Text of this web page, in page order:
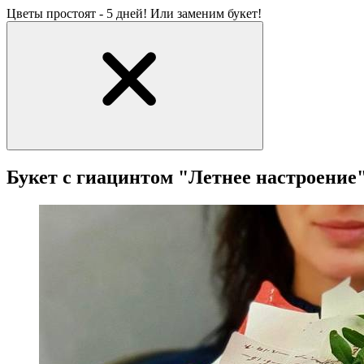
Цветы простоят - 5 дней! Или заменим букет!
Букет с гиацинтом "Летнее